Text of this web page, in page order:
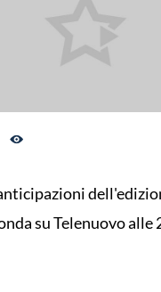
su Telenuovo alle